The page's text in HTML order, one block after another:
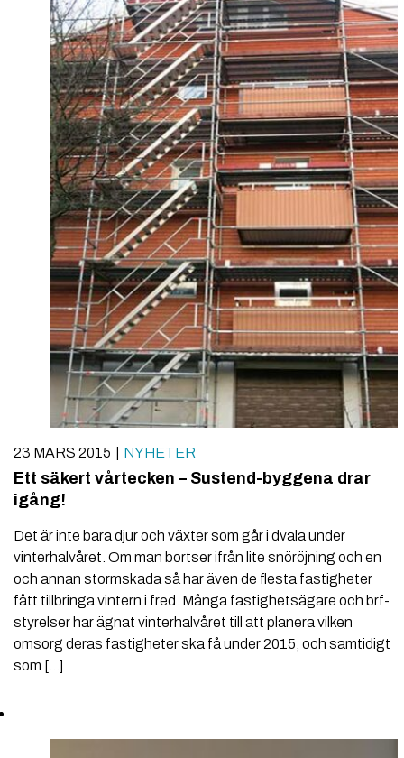
23 MARS 2015 NYHETER
Ett säkert vårtecken – Sustend-byggena drar
igång!
Det är inte bara djur och växter som går i dvala under
vinterhalvåret. Om man bortser ifrån lite snöröjning och en
och annan stormskada så har även de flesta fastigheter
fått tillbringa vintern i fred. Många fastighetsägare och brf-
styrelser har ägnat vinterhalvåret till att planera vilken
omsorg deras fastigheter ska få under 2015, och samtidigt
som […]